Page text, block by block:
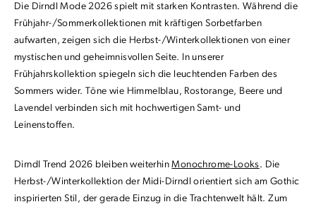
Die Dirndl Mode 2026 spielt mit starken Kontrasten. Während die
Frühjahr-/Sommerkollektionen mit kräftigen Sorbetfarben
aufwarten, zeigen sich die Herbst-/Winterkollektionen von einer
mystischen und geheimnisvollen Seite. In unserer
Frühjahrskollektion spiegeln sich die leuchtenden Farben des
Sommers wider. Töne wie Himmelblau, Rostorange, Beere und
Lavendel verbinden sich mit hochwertigen Samt- und
Leinenstoffen.
Dirndl Trend 2026 bleiben weiterhinMonochrome-Looks. Die
Herbst-/Winterkollektion der Midi-Dirndl orientiert sich am Gothic
inspirierten Stil, der gerade Einzug in die Trachtenwelt hält. Zum